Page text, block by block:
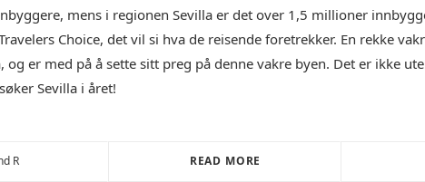
mens i regionen Sevilla er det over 1,5 millioner
Choice, det vil si hva de reisende foretrekker. En rekke
og er med på å sette sitt preg på denne vakre byen. Det er ikke
Sevilla i året!
R READ MORE